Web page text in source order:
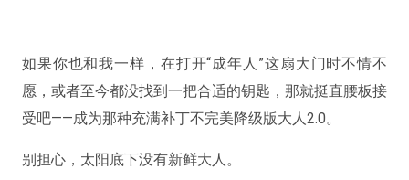
如果你也和我一样，在打开“成年人”这扇大门时不情不
愿，或者至今都没找到一把合适的钥匙，那就挺直腰板接
受吧——成为那种充满补丁不完美降级版大人2.0。
别担心，太阳底下没有新鲜大人。